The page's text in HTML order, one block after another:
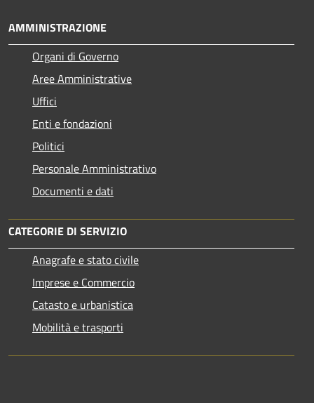
AMMINISTRAZIONE
Organi di Governo
Aree Amministrative
Uffici
Enti e fondazioni
Politici
Personale Amministrativo
Documenti e dati
CATEGORIE DI SERVIZIO
Anagrafe e stato civile
Imprese e Commercio
Catasto e urbanistica
Mobilità e trasporti